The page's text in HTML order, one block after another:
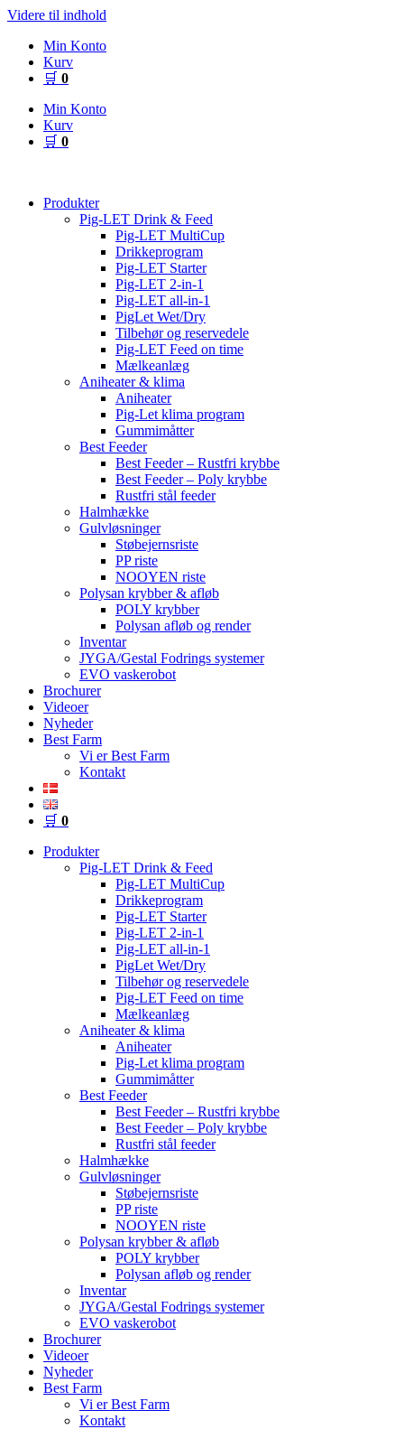
Videre til indhold
Min Konto
Kurv
🛒 0
Min Konto
Kurv
🛒 0
Produkter
Pig-LET Drink & Feed
Pig-LET MultiCup
Drikkeprogram
Pig-LET Starter
Pig-LET 2-in-1
Pig-LET all-in-1
PigLet Wet/Dry
Tilbehør og reservedele
Pig-LET Feed on time
Mælkeanlæg
Aniheater & klima
Aniheater
Pig-Let klima program
Gummimåtter
Best Feeder
Best Feeder – Rustfri krybbe
Best Feeder – Poly krybbe
Rustfri stål feeder
Halmhække
Gulvløsninger
Støbejernsriste
PP riste
NOOYEN riste
Polysan krybber & afløb
POLY krybber
Polysan afløb og render
Inventar
JYGA/Gestal Fodrings systemer
EVO vaskerobot
Brochurer
Videoer
Nyheder
Best Farm
Vi er Best Farm
Kontakt
🛒 0
Produkter
Pig-LET Drink & Feed
Pig-LET MultiCup
Drikkeprogram
Pig-LET Starter
Pig-LET 2-in-1
Pig-LET all-in-1
PigLet Wet/Dry
Tilbehør og reservedele
Pig-LET Feed on time
Mælkeanlæg
Aniheater & klima
Aniheater
Pig-Let klima program
Gummimåtter
Best Feeder
Best Feeder – Rustfri krybbe
Best Feeder – Poly krybbe
Rustfri stål feeder
Halmhække
Gulvløsninger
Støbejernsriste
PP riste
NOOYEN riste
Polysan krybber & afløb
POLY krybber
Polysan afløb og render
Inventar
JYGA/Gestal Fodrings systemer
EVO vaskerobot
Brochurer
Videoer
Nyheder
Best Farm
Vi er Best Farm
Kontakt